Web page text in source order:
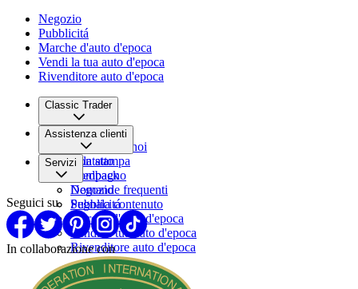
Negozio
Pubblicitá
Marche d'auto d'epoca
Vendi la tua auto d'epoca
Rivenditore auto d'epoca
Classic Trader
Chi siamo
Lavora con noi
Sala stampa
Compagno
Assistenza clienti
Contatto
Feedback
Domande frequenti
Segnala contenuto
Servizi
Negozio
Pubblicitá
Marche d'auto d'epoca
Vendi la tua auto d'epoca
Rivenditore auto d'epoca
Seguici su
In collaborazione con